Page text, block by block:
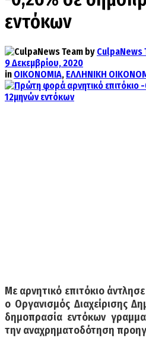
εντόκων
by CulpaNews
9 Δεκεμβρίου, 2020
in ΟΙΚΟΝΟΜΙΑ, ΕΛΛΗΝΙΚΗ
Με αρνητικό επιτόκιο
ο Οργανισμός Διαχείρισης
δημοπρασία εντόκων
την αναχρηματοδότηση